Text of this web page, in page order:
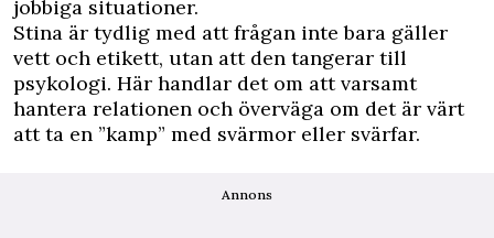
jobbiga situationer.
Stina är tydlig med att frågan inte bara gäller
vett och etikett, utan att den tangerar till
psykologi. Här handlar det om att varsamt
hantera relationen och överväga om det är värt
att ta en ”kamp” med svärmor eller svärfar.
Annons